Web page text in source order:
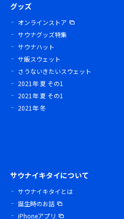
グッズ
オンラインストア
サウナグッズ特集
サウナハット
サ飯スウェット
さうないきたいスウェット
2021年 夏 その1
2021年 夏 その1
2021年 冬
サウナイキタイについて
サウナイキタイとは
誕生時のお話
iPhoneアプリ